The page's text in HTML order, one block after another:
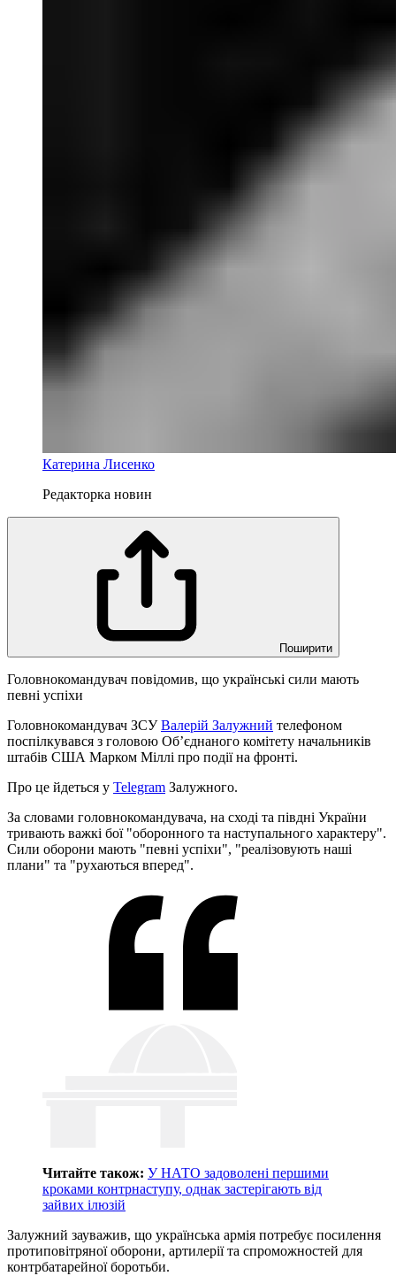
Катерина Лисенко
Редакторка новин
Поширити
Головнокомандувач повідомив, що українські сили мають
певні успіхи
Головнокомандувач ЗСУВалерій Залужний телефоном
поспілкувався з головою Об’єднаного комітету начальників
штабів США Марком Міллі про події на фронті.
Про це йдеться у Telegram Залужного.
За словами головнокомандувача, на сході та півдні України
тривають важкі бої "оборонного та наступального характеру".
Сили оборони мають "певні успіхи", "реалізовують наші
плани" та "рухаються вперед".
Читайте також: У НАТО задоволені першими
кроками контрнаступу, однак застерігають від
зайвих ілюзій
Залужний зауважив, що українська армія потребує посилення
протиповітряної оборони, артилерії та спроможностей для
контрбатарейної боротьби.